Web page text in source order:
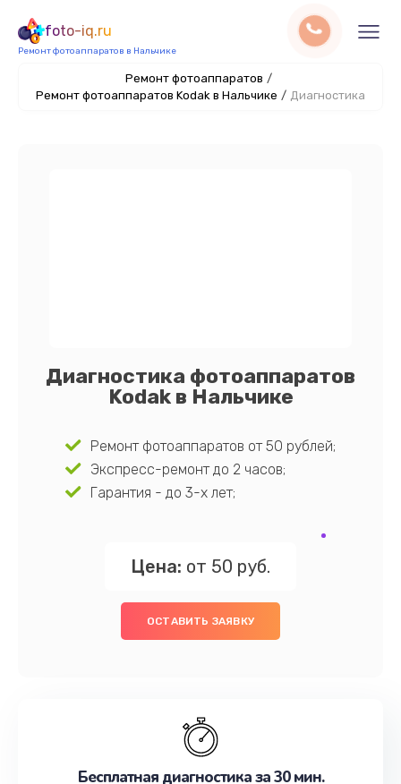
foto-iq.ru
Ремонт фотоаппаратов в Нальчике
Ремонт фотоаппаратов /
Ремонт фотоаппаратов Kodak в Нальчике / Диагностика
Диагностика фотоаппаратов
Kodak в Нальчике
Ремонт фотоаппаратов от 50 рублей;
Экспресс-ремонт до 2 часов;
Гарантия - до 3-х лет;
Цена: от 50 руб.
ОСТАВИТЬ ЗАЯВКУ
Бесплатная диагностика за 30 мин.